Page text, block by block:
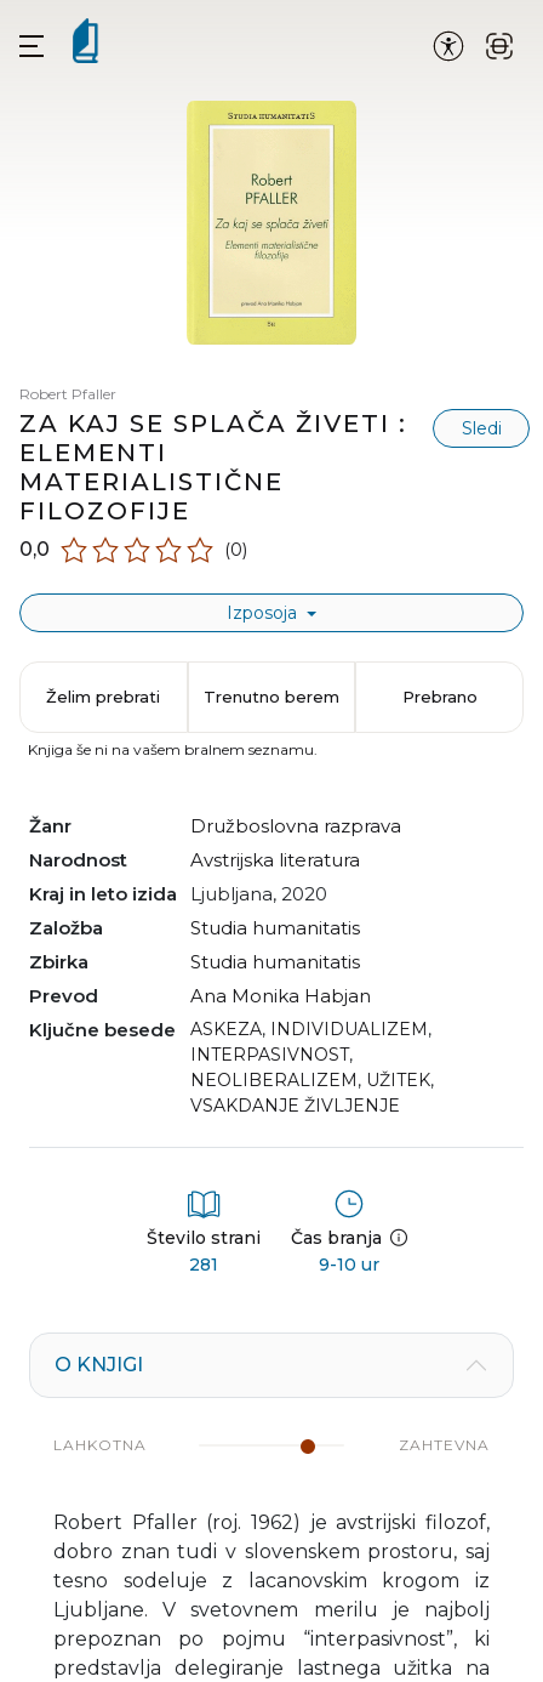
Robert Pfaller
ZA KAJ SE SPLAČA ŽIVETI :
ELEMENTI
MATERIALISTIČNE
FILOZOFIJE
Sledi
0,0 (0)
Izposoja
Žanr
družboslovna razprava
Narodnost
avstrijska literatura
Kraj in leto izida
Ljubljana, 2020
Založba
Studia humanitatis
Zbirka
Studia humanitatis
Prevod
Ana Monika Habjan
Ključne besede
ASKEZA, INDIVIDUALIZEM,
INTERPASIVNOST,
NEOLIBERALIZEM, UŽITEK,
VSAKDANJE ŽIVLJENJE
Število strani
281
Čas branja
9-10 ur
Želim prebrati Trenutno berem Prebrano
Knjiga še ni na vašem bralnem seznamu.
O KNJIGI
LAHKOTNA ZAHTEVNA
Robert Pfaller (roj. 1962) je avstrijski filozof,
dobro znan tudi v slovenskem prostoru, saj
tesno sodeluje z lacanovskim krogom iz
Ljubljane. V svetovnem merilu je najbolj
prepoznan po pojmu “interpasivnost”, ki
predstavlja delegiranje lastnega užitka na